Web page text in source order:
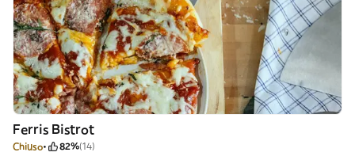
Ferris Bistrot
Chiuso 82%(14)